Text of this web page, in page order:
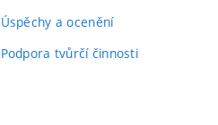
Úspěchy a ocenění
Podpora tvůrčí činnosti